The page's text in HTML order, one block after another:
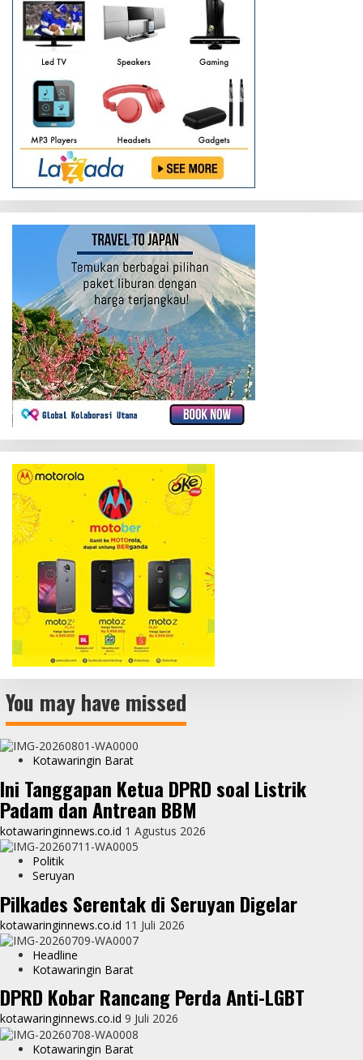
Polres
Kobar
Laksanakan
Apel
Gelar
Pasukan
Operasi
Lilin
Telabang
Tahun
2020
You may have missed
Kotawaringin Barat
Ini Tanggapan Ketua DPRD soal Listrik
Padam dan Antrean BBM
kotawaringinnews.co.id 1 Agustus 2026
Politik
Seruyan
Pilkades Serentak di Seruyan Digelar
kotawaringinnews.co.id 11 Juli 2026
Headline
Kotawaringin Barat
DPRD Kobar Rancang Perda Anti-LGBT
kotawaringinnews.co.id 9 Juli 2026
Kotawaringin Barat